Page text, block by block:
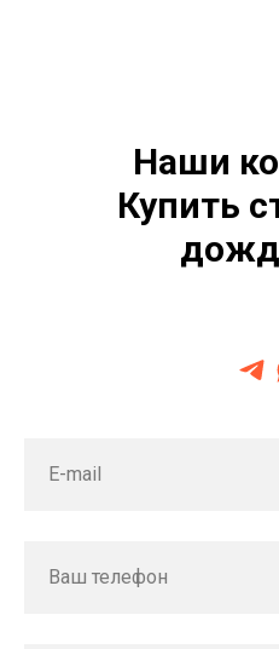
Наши
Купить
E-mail
Ваш телефон